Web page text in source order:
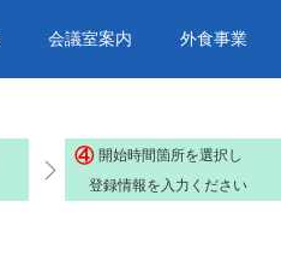
会議室案内 外食事業
④ 開始時間箇所を選択し
登録情報を入力ください